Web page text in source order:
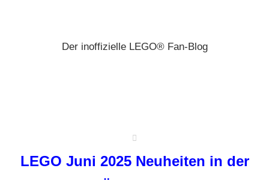
Der inoffizielle LEGO® Fan-Blog
LEGO Juni 2025 Neuheiten in der